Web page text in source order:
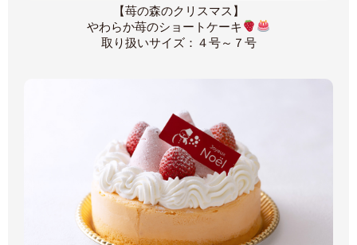
【苺の森のクリスマス】
やわらか苺のショートケーキ
取り扱いサイズ：４号～７号